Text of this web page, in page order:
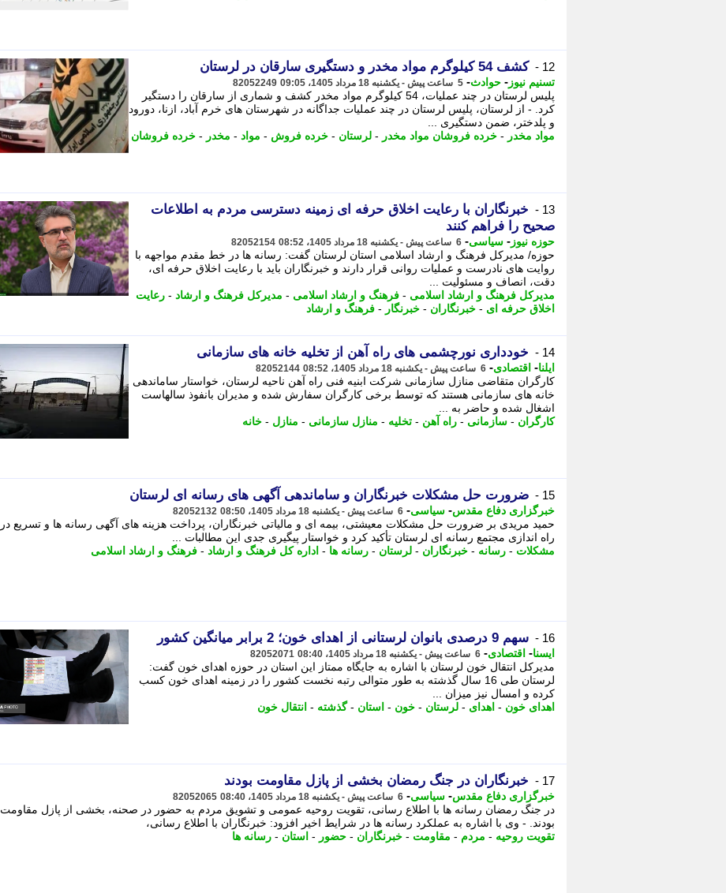
12 - کشف 54 کیلوگرم مواد مخدر و دستگیری سارقان در لرستان
تسنیم نیوز - حوادث- 5 ساعت پیش - یکشنبه 18 مرداد 1405، 09:05 82052249
پلیس لرستان در چند عملیات، 54 کیلوگرم مواد مخدر کشف و شماری از سارقان را دستگیر
کرد. - از لرستان، پلیس لرستان در چند عملیات جداگانه در شهرستان های خرم آباد، ازنا، دورود
و پلدختر، ضمن دستگیری ...
مواد مخدر - خرده فروشان مواد مخدر - لرستان - خرده فروش - مواد - مخدر - خرده فروشان
13 -
خبرنگاران با رعایت اخلاق حرفه ای زمینه دسترسی مردم به اطلاعات
صحیح را فراهم کنند
حوزه نیوز - سیاسی- 6 ساعت پیش - یکشنبه 18 مرداد 1405، 08:52 82052154
حوزه/ مدیرکل فرهنگ و ارشاد اسلامی استان لرستان گفت: رسانه ها در خط مقدم مواجهه با
روایت های نادرست و عملیات روانی قرار دارند و خبرنگاران باید با رعایت اخلاق حرفه ای،
دقت، انصاف و مسئولیت ...
مدیرکل فرهنگ و ارشاد اسلامی - فرهنگ و ارشاد اسلامی - مدیرکل فرهنگ و ارشاد - رعایت
اخلاق حرفه ای - خبرنگاران - خبرنگار - فرهنگ و ارشاد
14 - خودداری نورچشمی های راه آهن از تخلیه خانه های سازمانی
ایلنا- اقتصادی- 6 ساعت پیش - یکشنبه 18 مرداد 1405، 08:52 82052144
کارگران متقاضی منازل سازمانی شرکت ابنیه فنی راه آهن ناحیه لرستان، خواستار ساماندهی
خانه های سازمانی هستند که توسط برخی کارگران سفارش شده و مدیران بانفوذ سالهاست
اشغال شده و حاضر به ...
کارگران - سازمانی - راه آهن - تخلیه - منازل سازمانی - منازل - خانه
15 - ضرورت حل مشکلات خبرنگاران و ساماندهی آگهی های رسانه ای لرستان
خبرگزاری دفاع مقدس- سیاسی- 6 ساعت پیش - یکشنبه 18 مرداد 1405، 08:50 82052132
حمید مریدی بر ضرورت حل مشکلات معیشتی، بیمه ای و مالیاتی خبرنگاران، پرداخت هزینه های آگهی رسانه ها و تسریع در
راه اندازی مجتمع رسانه ای لرستان تأکید کرد و خواستار پیگیری جدی این مطالبات ...
مشکلات - رسانه - خبرنگاران - لرستان - رسانه ها - اداره کل فرهنگ و ارشاد - فرهنگ و ارشاد اسلامی
16 - سهم 9 درصدی بانوان لرستانی از اهدای خون؛ 2 برابر میانگین کشور
ایسنا- اقتصادی- 6 ساعت پیش - یکشنبه 18 مرداد 1405، 08:40 82052071
مدیرکل انتقال خون لرستان با اشاره به جایگاه ممتاز این استان در حوزه اهدای خون گفت:
لرستان طی 16 سال گذشته به طور متوالی رتبه نخست کشور را در زمینه اهدای خون کسب
کرده و امسال نیز میزان ...
اهدای خون - اهدای - لرستان - خون - استان -گذشته - انتقال خون
17 - خبرنگاران در جنگ رمضان بخشی از پازل مقاومت بودند
خبرگزاری دفاع مقدس- سیاسی- 6 ساعت پیش - یکشنبه 18 مرداد 1405، 08:40 82052065
در جنگ رمضان رسانه ها با اطلاع رسانی، تقویت روحیه عمومی و تشویق مردم به حضور در صحنه، بخشی از پازل مقاومت
بودند. - وی با اشاره به عملکرد رسانه ها در شرایط اخیر افزود: خبرنگاران با اطلاع رسانی،
تقویت روحیه - مردم - مقاومت - خبرنگاران - حضور - استان - رسانه ها